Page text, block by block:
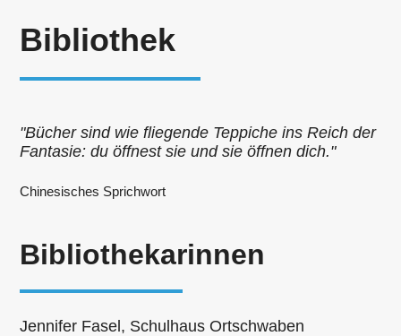
Bibliothek
"Bücher sind wie fliegende Teppiche ins Reich der
Fantasie: du öffnest sie und sie öffnen dich."
Chinesisches Sprichwort
Bibliothekarinnen
Jennifer Fasel, Schulhaus Ortschwaben